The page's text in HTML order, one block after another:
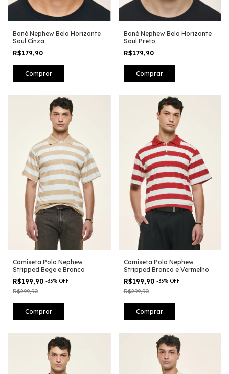
Boné Nephew Belo Horizonte
Soul Cinza
R$179,90
Comprar
Boné Nephew Belo Horizonte
Soul Preto
R$179,90
Comprar
Camiseta Polo Nephew
Stripped Bege e Branco
R$199,90 -33% OFF
R$299,90
Comprar
Camiseta Polo Nephew
Stripped Branco e Vermelho
R$199,90 -33% OFF
R$299,90
Comprar